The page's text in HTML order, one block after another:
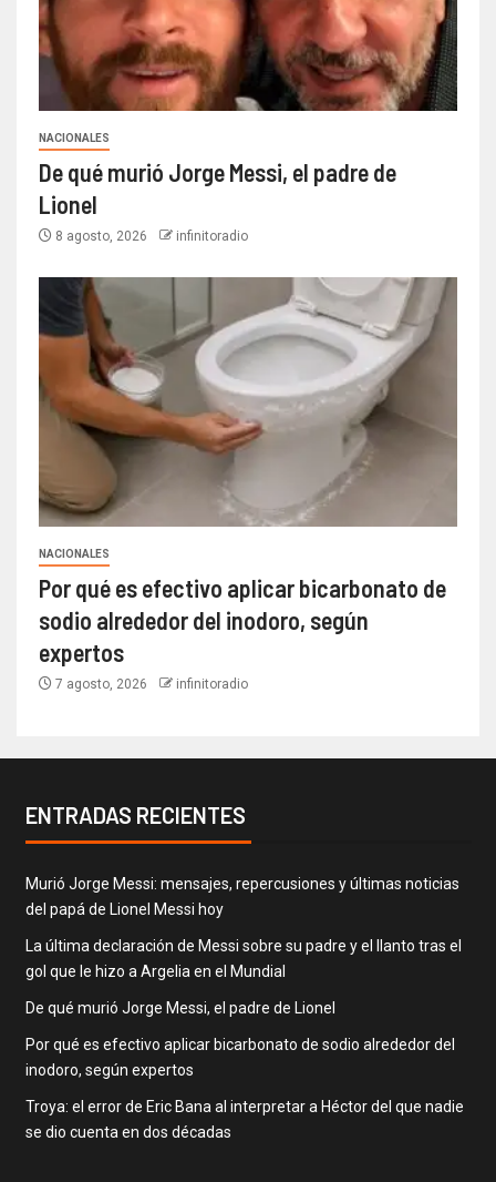
NACIONALES
De qué murió Jorge Messi, el padre de
Lionel
8 agosto, 2026 infinitoradio
NACIONALES
Por qué es efectivo aplicar bicarbonato de
sodio alrededor del inodoro, según
expertos
7 agosto, 2026 infinitoradio
ENTRADAS RECIENTES
Murió Jorge Messi: mensajes, repercusiones y últimas noticias
del papá de Lionel Messi hoy
La última declaración de Messi sobre su padre y el llanto tras el
gol que le hizo a Argelia en el Mundial
De qué murió Jorge Messi, el padre de Lionel
Por qué es efectivo aplicar bicarbonato de sodio alrededor del
inodoro, según expertos
Troya: el error de Eric Bana al interpretar a Héctor del que nadie
se dio cuenta en dos décadas